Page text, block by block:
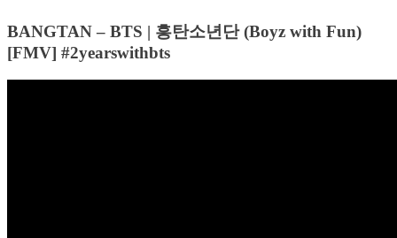
BANGTAN – BTS | 흥탄소년단 (Boyz with Fun)
[FMV] #2yearswithbts